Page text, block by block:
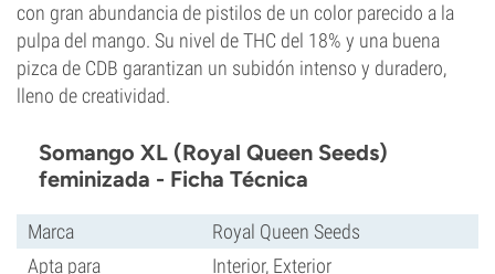
con gran abundancia de pistilos de un color parecido a la
pulpa del mango. Su nivel de THC del 18% y una buena
pizca de CDB garantizan un subidón intenso y duradero,
lleno de creatividad.
Somango XL (Royal Queen Seeds)
feminizada - Ficha Técnica
Marca
Royal Queen Seeds
Apta para
Interior, Exterior